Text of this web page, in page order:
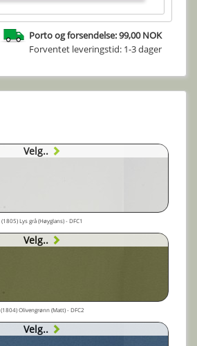
Porto og forsendelse: 99,00 NOK
Forventet leveringstid: 1-3 dager
Velg..
(1805) Lys grå (Høyglans) - DFC1
Velg..
(1804) Olivengrønn (Matt) - DFC2
Velg..